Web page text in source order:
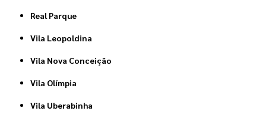
Real Parque
Vila Leopoldina
Vila Nova Conceição
Vila Olímpia
Vila Uberabinha